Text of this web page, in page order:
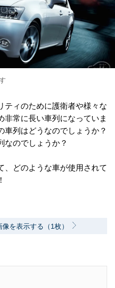
ティのために護衛者や様々な
非常に長い車列になっていま
車列はどうなのでしょうか？
なのでしょうか？
、どのような車が使用されて
を表示する（1枚）